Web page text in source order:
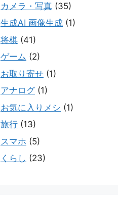
カメラ・写真 (35)
生成AI 画像生成 (1)
将棋 (41)
ゲーム (2)
お取り寄せ (1)
アナログ(1)
お気に入りメシ (1)
旅行 (13)
スマホ (5)
くらし (23)